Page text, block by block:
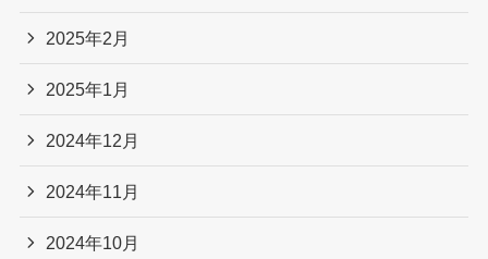
2025年2月
2025年1月
2024年12月
2024年11月
2024年10月